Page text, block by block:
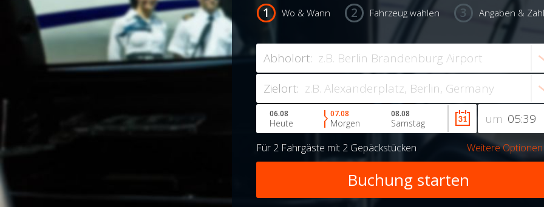
Wo & Wann Fahrzeug wählen Angaben &
Abholort:
Zielort:
um
06.08
Heute
07.08
Morgen
08.08
Samstag
Für 2 Fahrgäste mit 2 Gepäckstücken Weitere Optionen